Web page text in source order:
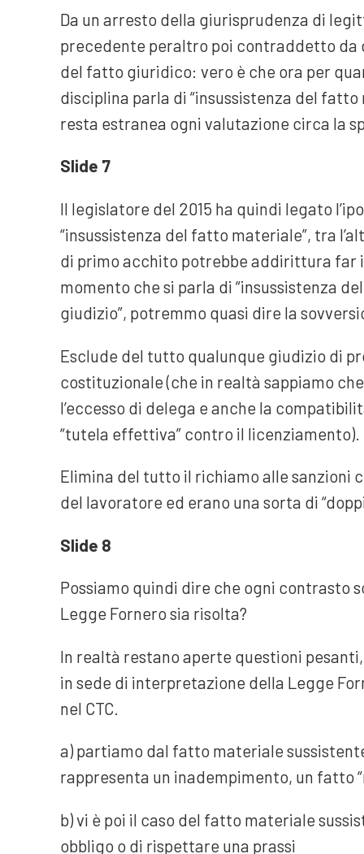
Da un arresto della giurisprudenza di
precedente peraltro poi contraddetto da
del fatto giuridico: vero è che ora per
disciplina parla di “insussistenza del
resta estranea ogni valutazione circa la
Slide 7
Il legislatore del 2015 ha quindi legato
“insussistenza del fatto materiale”, tra
di primo acchito potrebbe addirittura far
momento che si parla di “insussistenza
giudizio”, potremmo quasi dire la
Esclude del tutto qualunque giudizio di
costituzionale (che in realtà sappiamo
l’eccesso di delega e anche la
“tutela effettiva” contro il licenziamento).
Elimina del tutto il richiamo alle sanzioni
del lavoratore ed erano una sorta di
Slide 8
Possiamo quindi dire che ogni contrasto
Legge Fornero sia risolta?
In realtà restano aperte questioni
in sede di interpretazione della Legge
nel CTC.
a) partiamo dal fatto materiale
rappresenta un inadempimento, un fatto
b) vi è poi il caso del fatto materiale
obbligo o di rispettare una prassi